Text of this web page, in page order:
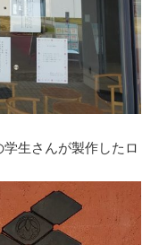
生さんが製作したロ